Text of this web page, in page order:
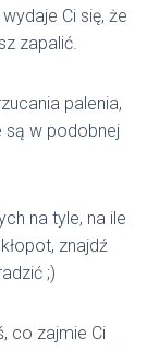
Ci się, że
zapalić.
palenia,
są w podobnej
na tyle, na ile
znajdź
;)
co zajmie Ci